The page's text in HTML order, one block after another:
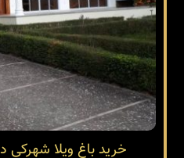
خرید باغ ویلا